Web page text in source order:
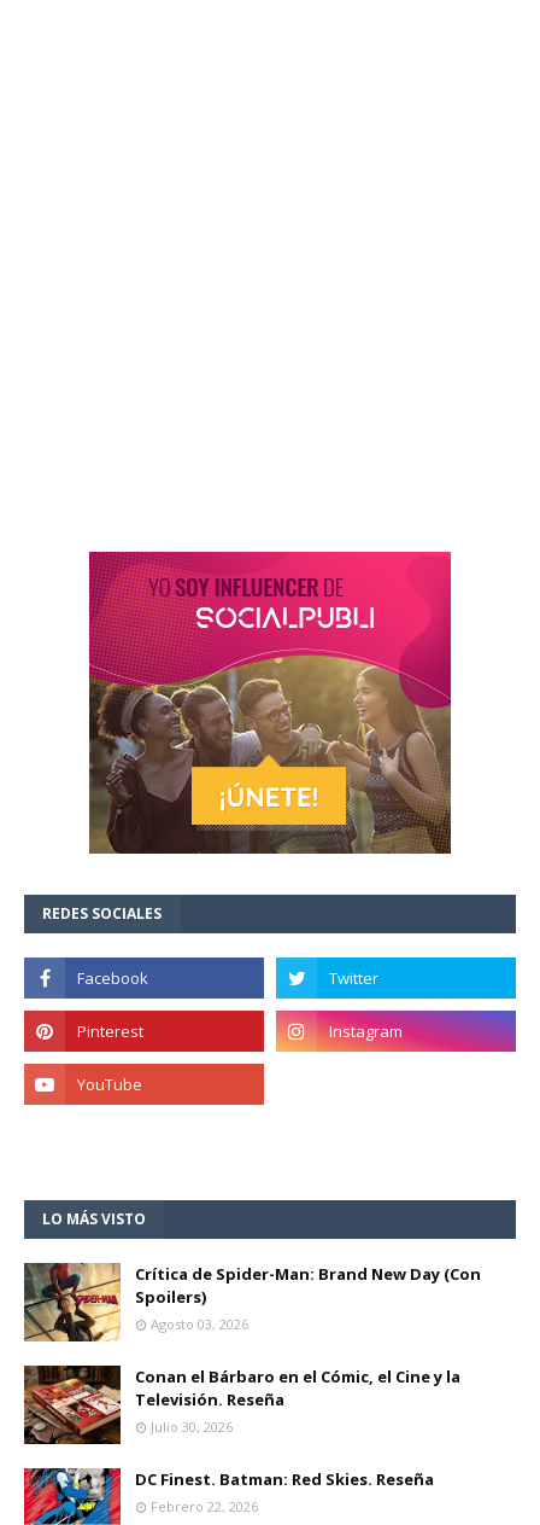
REDES SOCIALES
LO MÁS VISTO
Crítica de Spider-Man: Brand New Day (Con
Spoilers)
Agosto 03, 2026
Conan el Bárbaro en el Cómic, el Cine y la
Televisión. Reseña
Julio 30, 2026
DC Finest. Batman: Red Skies. Reseña
Febrero 22, 2026